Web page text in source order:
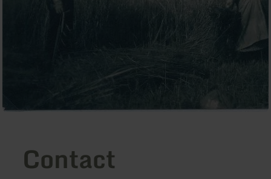
Contact